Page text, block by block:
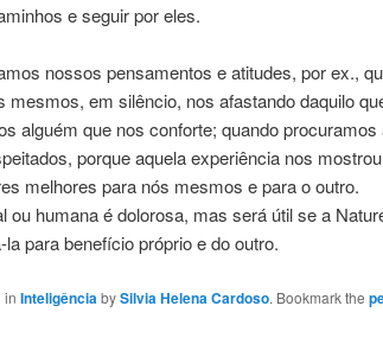
e seguir por eles.
nossos pensamentos e atitudes, por ex.,
mesmos, em silêncio, nos afastando daquilo
alguém que nos conforte; quando
porque aquela experiência nos
melhores para nós mesmos e para o outro.
ou humana é dolorosa, mas será útil se a
para benefício próprio e do outro.
in InteligênciabySilvia Helena Cardoso. Bookmark the